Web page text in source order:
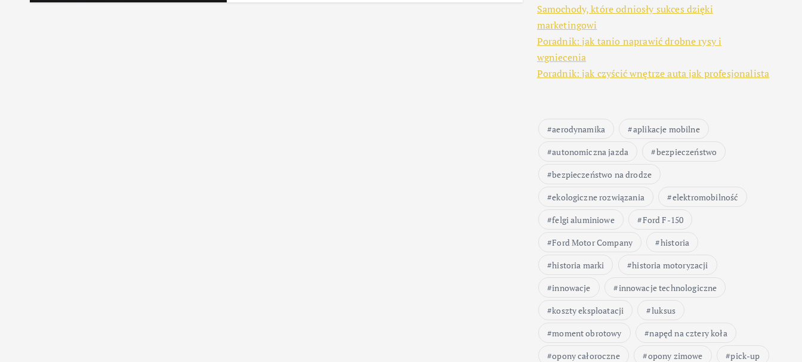
Samochody, które odniosły sukces dzięki
marketingowi
Poradnik: jak tanio naprawić drobne rysy i
wgniecenia
Poradnik: jak czyścić wnętrze auta jak profesjonalista
aerodynamika
aplikacje mobilne
autonomiczna jazda
bezpieczeństwo
bezpieczeństwo na drodze
ekologiczne rozwiązania
elektromobilność
felgi aluminiowe
Ford F-150
Ford Motor Company
historia
historia marki
historia motoryzacji
innowacje
innowacje technologiczne
koszty eksploatacji
luksus
moment obrotowy
napęd na cztery koła
opony całoroczne
opony zimowe
pick-up